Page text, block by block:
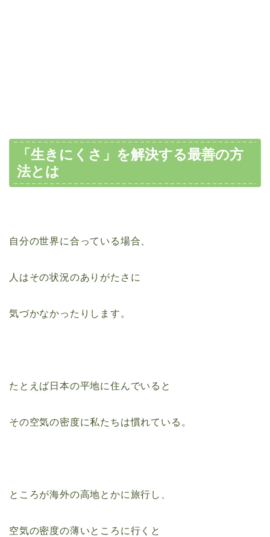
「生きにくさ」を解決する最善の方
法とは
自分の世界に合っている場合、
人はその状況のありがたさに
気づかなかったりします。
たとえば日本の平地に住んでいると
その空気の密度に私たちは慣れている。
ところが海外の高地とかに旅行し、
空気の密度の薄いところに行くと